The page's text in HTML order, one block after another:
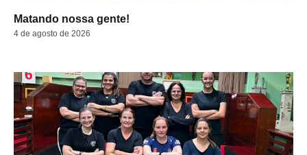
Matando nossa gente!
4 de agosto de 2026